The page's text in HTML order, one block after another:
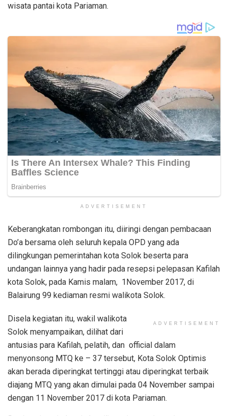
wisata pantai kota Pariaman.
ADVERTISEMENT
Keberangkatan rombongan itu, diiringi dengan pembacaan
Do’a bersama oleh seluruh kepala OPD yang ada
dilingkungan pemerintahan kota Solok beserta para
undangan lainnya yang hadir pada resepsi pelepasan Kafilah
kota Solok, pada Kamis malam, 1November 2017, di
Balairung 99 kediaman resmi walikota Solok.
ADVERTISEMENT
Disela kegiatan itu, wakil walikota
Solok menyampaikan, dilihat dari
antusias para Kafilah, pelatih, dan official dalam
menyonsong MTQ ke – 37 tersebut, Kota Solok Optimis
akan berada diperingkat tertinggi atau diperingkat terbaik
diajang MTQ yang akan dimulai pada 04 November sampai
dengan 11 November 2017 di kota Pariaman.